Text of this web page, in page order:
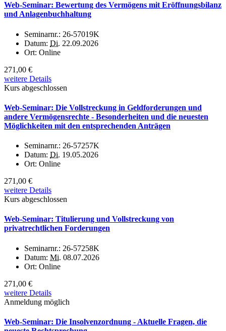
Web-Seminar: Bewertung des Vermögens mit Eröffnungsbilanz
und Anlagenbuchhaltung
Seminarnr.: 26-57019K
Datum: Di. 22.09.2026
Ort: Online
271,00 €
weitere Details
Kurs abgeschlossen
Web-Seminar: Die Vollstreckung in Geldforderungen und
andere Vermögensrechte - Besonderheiten und die neuesten
Möglichkeiten mit den entsprechenden Anträgen
Seminarnr.: 26-57257K
Datum: Di. 19.05.2026
Ort: Online
271,00 €
weitere Details
Kurs abgeschlossen
Web-Seminar: Titulierung und Vollstreckung von
privatrechtlichen Forderungen
Seminarnr.: 26-57258K
Datum: Mi. 08.07.2026
Ort: Online
271,00 €
weitere Details
Anmeldung möglich
Web-Seminar: Die Insolvenzordnung - Aktuelle Fragen, die